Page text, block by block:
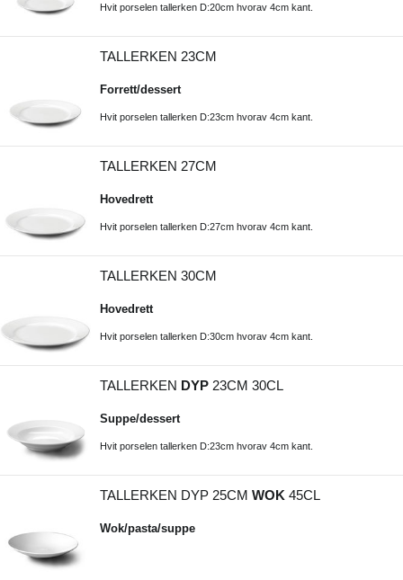
Hvit porselen tallerken D:20cm hvorav 4cm kant.
TALLERKEN 23CM
Forrett/dessert
Hvit porselen tallerken D:23cm hvorav 4cm kant.
TALLERKEN 27CM
Hovedrett
Hvit porselen tallerken D:27cm hvorav 4cm kant.
TALLERKEN 30CM
Hovedrett
Hvit porselen tallerken D:30cm hvorav 4cm kant.
TALLERKEN DYP 23CM 30CL
Suppe/dessert
Hvit porselen tallerken D:23cm hvorav 4cm kant.
TALLERKEN DYP 25CM WOK 45CL
Wok/pasta/suppe